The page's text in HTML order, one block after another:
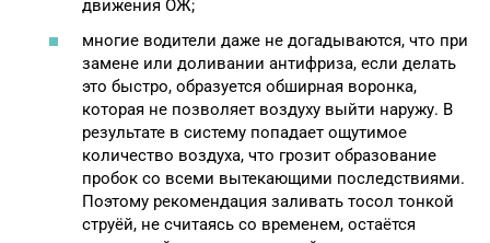
движения ОЖ;
многие водители даже не догадываются, что при
замене или доливании антифриза, если делать
это быстро, образуется обширная воронка,
которая не позволяет воздуху выйти наружу. В
результате в систему попадает ощутимое
количество воздуха, что грозит образование
пробок со всеми вытекающими последствиями.
Поэтому рекомендация заливать тосол тонкой
струёй, не считаясь со временем, остаётся